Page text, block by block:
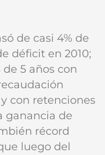
de casi 4% de
déficit en 2010;
5 años con
con retenciones
ganancia de
récord
luego del